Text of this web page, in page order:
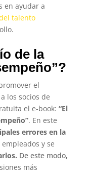
en ayudar a
talento
de la
el
los socios de
el e-book: “El
. En este
errores en la
y se
De este modo,
más